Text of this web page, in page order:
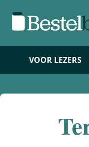
VOOR LEZERS